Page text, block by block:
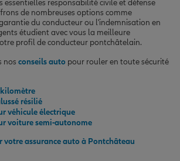
essentielles responsabilité civile et défense
de nombreuses options comme
du conducteur ou l'indemnisation en
étudient avec vous la meilleure
profil de conducteur pontchâtelain.
nos conseils auto pour rouler en toute sécurité
résilié
véhicule électrique
voiture semi-autonome
assurance auto à Pontchâteau